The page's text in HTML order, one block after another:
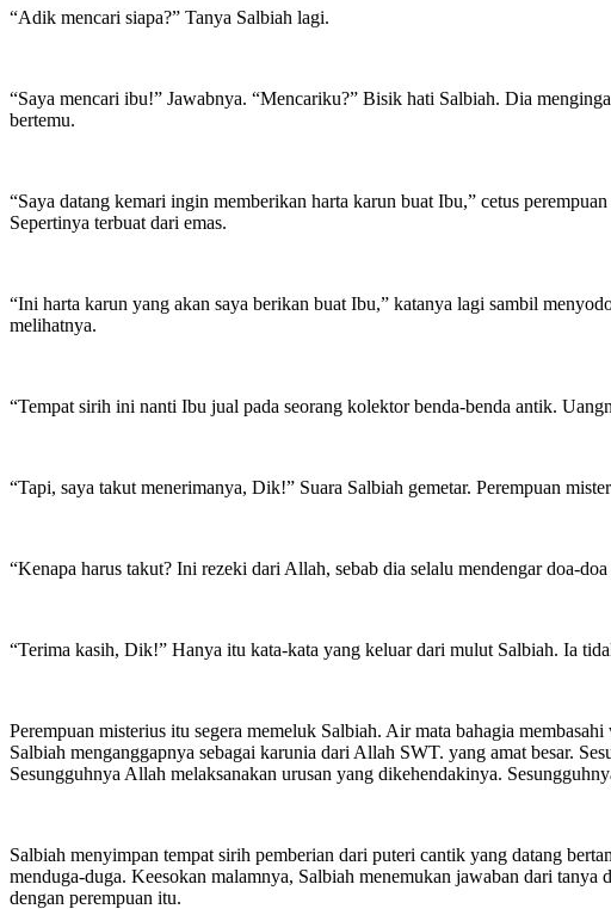
“Adik mencari siapa?” Tanya Salbiah lagi.
“Saya mencari ibu!” Jawabnya. “Mencariku?” Bisik hati Salbiah. Dia
bertemu.
“Saya datang kemari ingin memberikan harta karun buat Ibu,” cetus
Sepertinya terbuat dari emas.
“Ini harta karun yang akan saya berikan buat Ibu,” katanya lagi sambil
melihatnya.
“Tempat sirih ini nanti Ibu jual pada seorang kolektor benda-benda antik.
“Tapi, saya takut menerimanya, Dik!” Suara Salbiah gemetar. Perempuan
“Kenapa harus takut? Ini rezeki dari Allah, sebab dia selalu mendengar doa-
“Terima kasih, Dik!” Hanya itu kata-kata yang keluar dari mulut Salbiah. Ia
Perempuan misterius itu segera memeluk Salbiah. Air mata bahagia
Salbiah menganggapnya sebagai karunia dari Allah SWT. yang amat besar.
Sesungguhnya Allah melaksanakan urusan yang dikehendakinya.
Salbiah menyimpan tempat sirih pemberian dari puteri cantik yang datang
menduga-duga. Keesokan malamnya, Salbiah menemukan jawaban dari
dengan perempuan itu.